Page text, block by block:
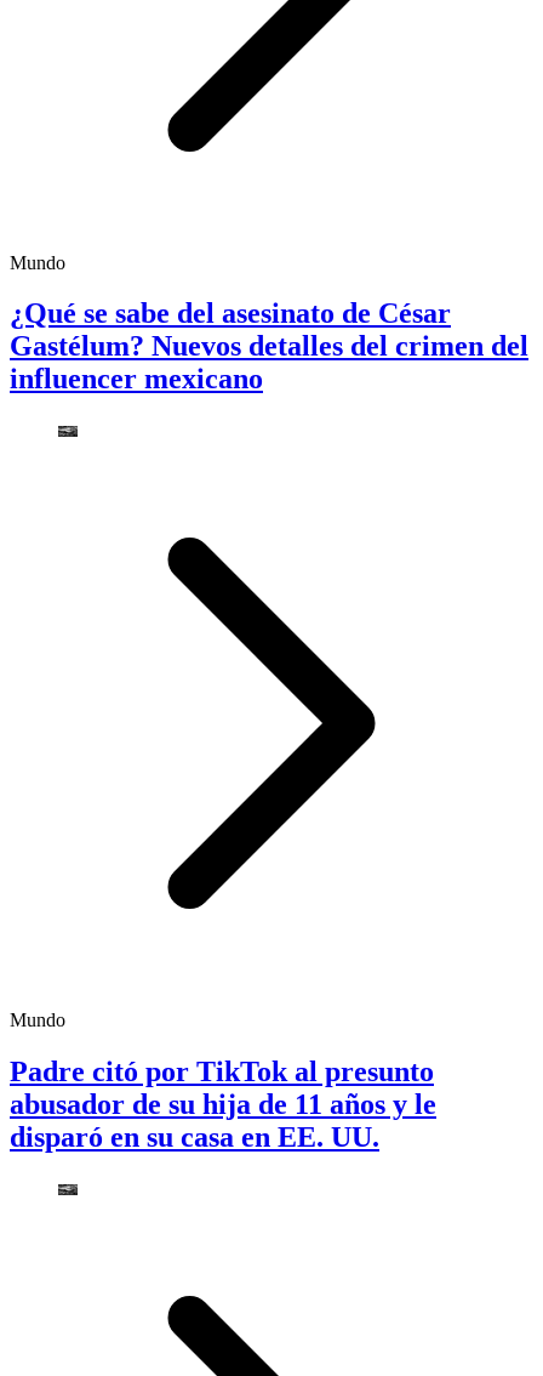
Mundo
¿Qué se sabe del asesinato de César
Gastélum? Nuevos detalles del crimen del
influencer mexicano
Mundo
Padre citó por TikTok al presunto
abusador de su hija de 11 años y le
disparó en su casa en EE. UU.